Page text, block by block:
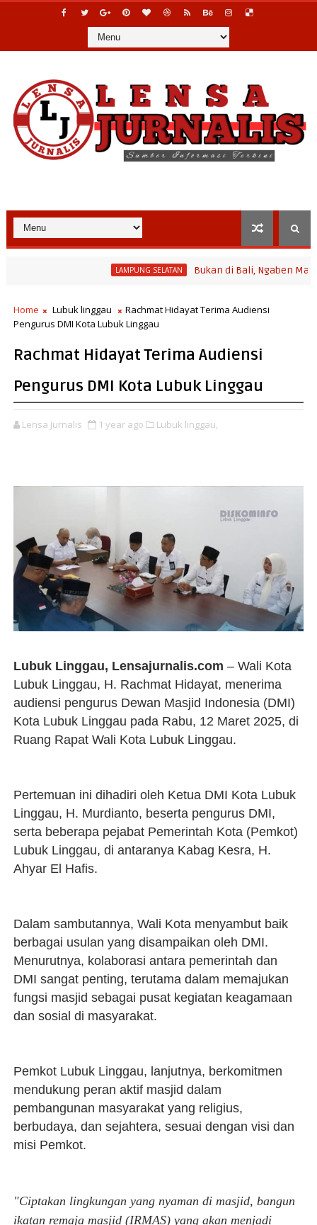
LAMPUNG SELATAN Bukan di Bali, Ngaben Massal
Home Lubuk linggau
Rachmat Hidayat Terima Audiensi
Pengurus DMI Kota Lubuk Linggau
Rachmat Hidayat Terima Audiensi
Pengurus DMI Kota Lubuk Linggau
Lensa Jurnalis 1 year ago Lubuk linggau,
Lubuk Linggau, Lensajurnalis.com – Wali Kota
Lubuk Linggau, H. Rachmat Hidayat, menerima
audiensi pengurus Dewan Masjid Indonesia (DMI)
Kota Lubuk Linggau pada Rabu, 12 Maret 2025, di
Ruang Rapat Wali Kota Lubuk Linggau.
Pertemuan ini dihadiri oleh Ketua DMI Kota Lubuk
Linggau, H. Murdianto, beserta pengurus DMI,
serta beberapa pejabat Pemerintah Kota (Pemkot)
Lubuk Linggau, di antaranya Kabag Kesra, H.
Ahyar El Hafis.
Dalam sambutannya, Wali Kota menyambut baik
berbagai usulan yang disampaikan oleh DMI.
Menurutnya, kolaborasi antara pemerintah dan
DMI sangat penting, terutama dalam memajukan
fungsi masjid sebagai pusat kegiatan keagamaan
dan sosial di masyarakat.
Pemkot Lubuk Linggau, lanjutnya, berkomitmen
mendukung peran aktif masjid dalam
pembangunan masyarakat yang religius,
berbudaya, dan sejahtera, sesuai dengan visi dan
misi Pemkot.
"Ciptakan lingkungan yang nyaman di masjid, bangun
ikatan remaja masjid (IRMAS) yang akan menjadi